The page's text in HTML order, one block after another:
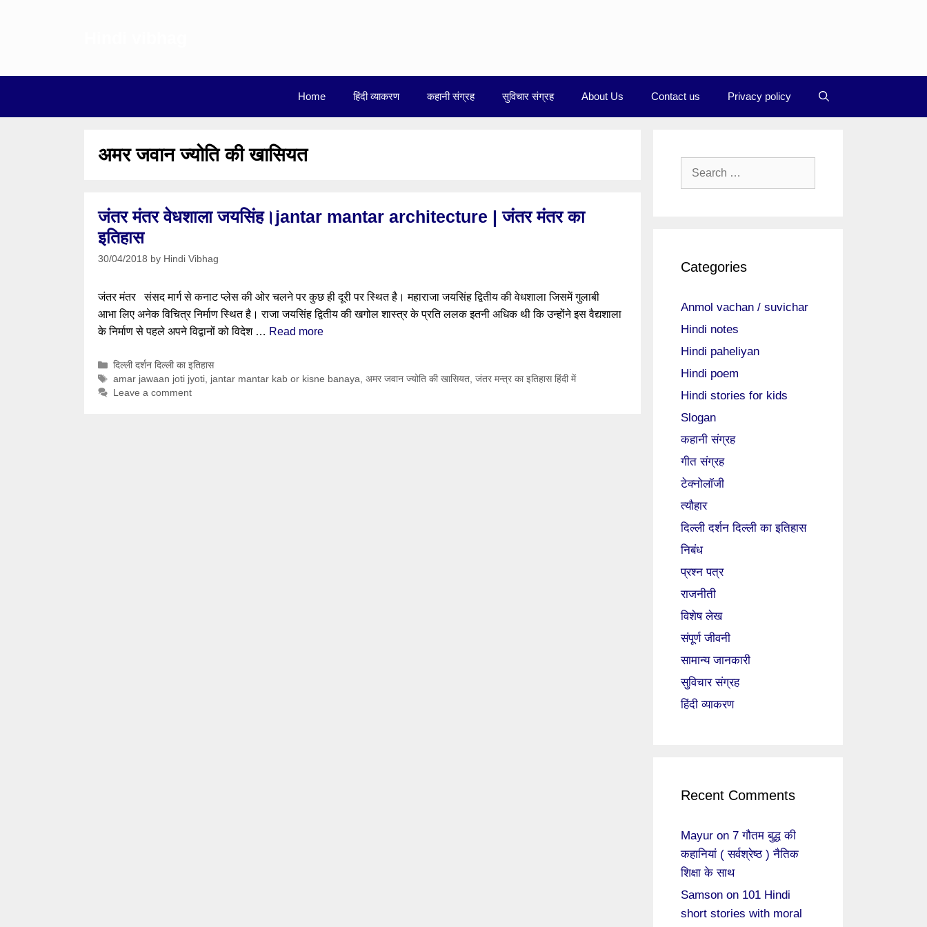
Home हिंदी व्याकरण कहानी संग्रह सुविचार संग्रह About Us Contact us Privacy policy
अमर जवान ज्योति की खासियत
जंतर मंतर वेधशाला जयसिंह।jantar mantar architecture | जंतर मंतर का
इतिहास
30/04/2018 by Hindi Vibhag
जंतर मंतर संसद मार्ग से कनाट प्लेस की ओर चलने पर कुछ ही दूरी पर स्थित है। महाराजा जयसिंह द्वितीय की वेधशाला जिसमें गुलाबी
आभा लिए अनेक विचित्र निर्माण स्थित है। राजा जयसिंह द्वितीय की खगोल शास्त्र के प्रति ललक इतनी अधिक थी कि उन्होंने इस वैद्यशाला
के निर्माण से पहले अपने विद्वानों को विदेश … Read more
Categories
दिल्ली दर्शन दिल्ली का इतिहास
Tags
amar jawaan joti jyoti, jantar mantar kab or kisne banaya अमर जवान ज्योति की खासियत, जंतर मन्त्र का इतिहास हिंदी में
Leave a comment
Search
Categories
Anmol vachan / suvichar
Hindi notes
Hindi paheliyan
Hindi poem
Hindi stories for kids
Slogan
कहानी संग्रह
गीत संग्रह
टेक्नोलॉजी
त्यौहार
दिल्ली दर्शन दिल्ली का इतिहास
निबंध
प्रश्न पत्र
राजनीती
विशेष लेख
संपूर्ण जीवनी
सामान्य जानकारी
सुविचार संग्रह
हिंदी व्याकरण
Recent Comments
Mayur on 7 गौतम बुद्ध की
कहानियां ( सर्वश्रेष्ठ ) नैतिक
शिक्षा के साथ
Samson on 101 Hindi
short stories with moral